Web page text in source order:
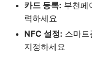
카드 등록: 부천페
력하세요
NFC 설정: 스마
지정하세요